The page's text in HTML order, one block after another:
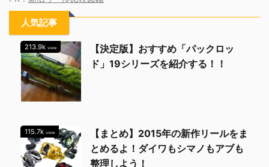
人気記事
213.9k view
【決定版】おすすめ「パックロッ
ド」19シリーズを紹介する！！
115.7k view
【まとめ】2015年の新作リールをま
とめるよ！ダイワもシマノもアブも
整理しよう！